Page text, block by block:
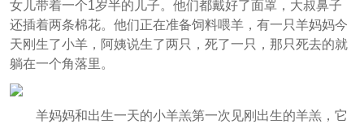
女儿带着一个1岁半的儿子。他们都戴好了面罩，大叔鼻子
还插着两条棉花。他们正在准备饲料喂羊，有一只羊妈妈今
天刚生了小羊，阿姨说生了两只，死了一只，那只死去的就
躺在一个角落里。
羊妈妈和出生一天的小羊羔第一次见刚出生的羊羔，它